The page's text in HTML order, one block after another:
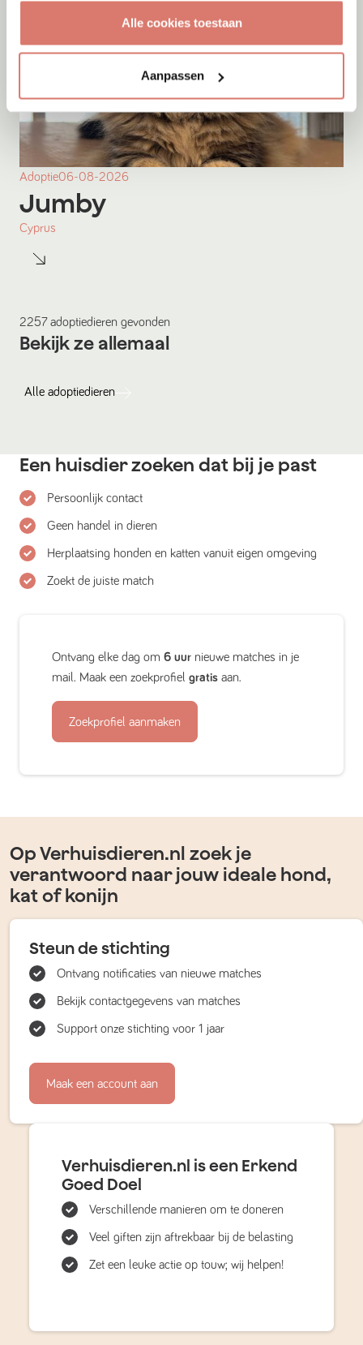
Alle cookies toestaan
Aanpassen
Adoptie06-08-2026
Jumby
Cyprus
2257 adoptiedieren gevonden
Bekijk ze allemaal
Alle adoptiedieren
Een huisdier zoeken dat bij je past
Persoonlijk contact
Geen handel in dieren
Herplaatsing honden en katten vanuit eigen omgeving
Zoekt de juiste match
Ontvang elke dag om 6 uur nieuwe matches in je
mail. Maak een zoekprofiel gratis aan.
Zoekprofiel aanmaken
Op Verhuisdieren.nl zoek je
verantwoord naar jouw ideale hond,
kat of konijn
Steun de stichting
Ontvang notificaties van nieuwe matches
Bekijk contactgegevens van matches
Support onze stichting voor 1 jaar
Maak een account aan
Verhuisdieren.nl is een Erkend
Goed Doel
Verschillende manieren om te doneren
Veel giften zijn aftrekbaar bij de belasting
Zet een leuke actie op touw; wij helpen!